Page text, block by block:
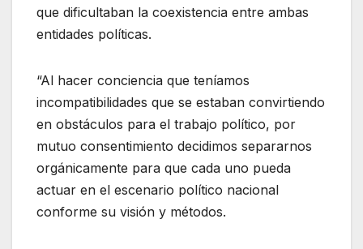
que dificultaban la coexistencia entre ambas
entidades políticas.
“Al hacer conciencia que teníamos
incompatibilidades que se estaban convirtiendo
en obstáculos para el trabajo político, por
mutuo consentimiento decidimos separarnos
orgánicamente para que cada uno pueda
actuar en el escenario político nacional
conforme su visión y métodos.